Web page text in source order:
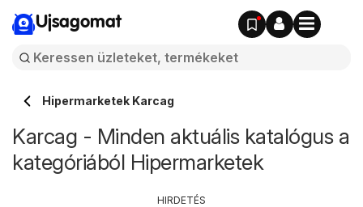
Ujsagomat
Hipermarketek Karcag
Karcag - Minden aktuális katalógus a
kategóriából Hipermarketek
HIRDETÉS